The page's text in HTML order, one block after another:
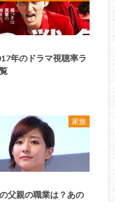
年のドラマ視聴率ラ
家族
父親の職業は？あの